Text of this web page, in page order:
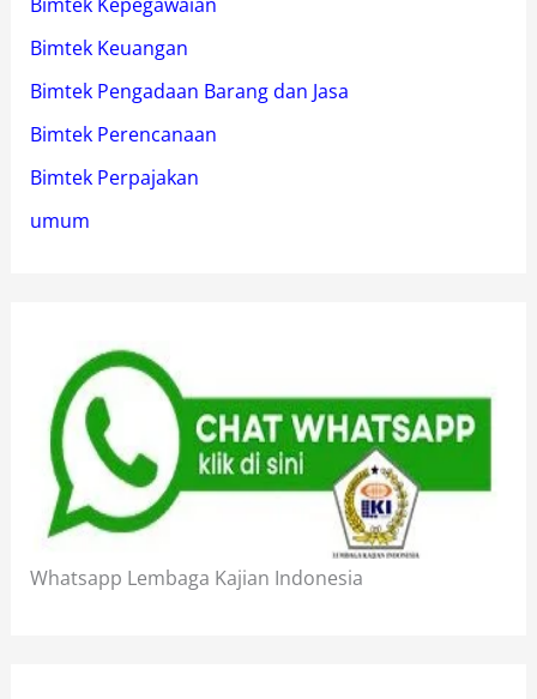
Bimtek Keuangan
Bimtek Pengadaan Barang dan Jasa
Bimtek Perencanaan
Bimtek Perpajakan
umum
Whatsapp Lembaga Kajian Indonesia